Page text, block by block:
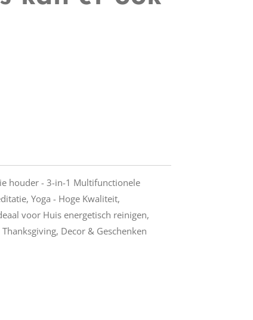
houder - 3-in-1 Multifunctionele
Yoga - Hoge Kwaliteit,
voor Huis energetisch reinigen,
Decor & Geschenken